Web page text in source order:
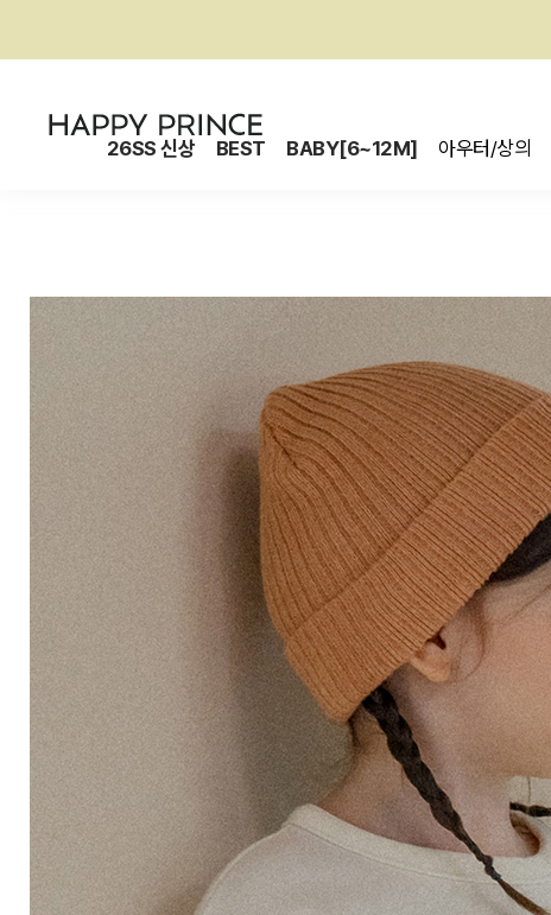
26SS 신상 BEST BABY[6~12M] 아우터/상의